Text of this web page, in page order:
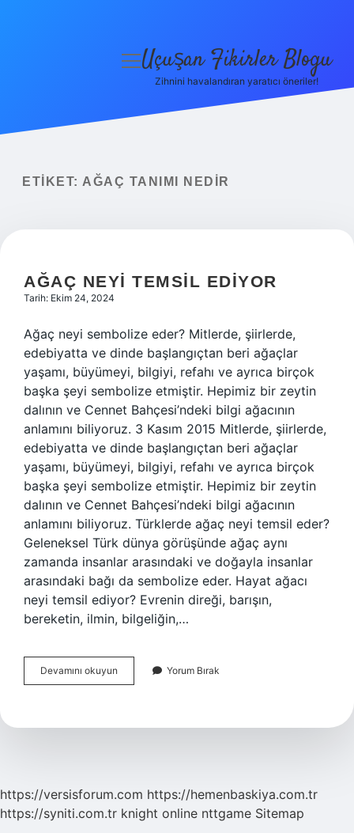
Yasal Uyarı
menüyü
Uçuşan Fikirler Blogu
Zihnini havalandıran yaratıcı öneriler!
ETIKET: AĞAÇ TANIMI NEDIR
AĞAÇ NEYI TEMSIL EDIYOR
Tarih: Ekim 24, 2024
Ağaç neyi sembolize eder? Mitlerde, şiirlerde,
edebiyatta ve dinde başlangıçtan beri ağaçlar
yaşamı, büyümeyi, bilgiyi, refahı ve ayrıca birçok
başka şeyi sembolize etmiştir. Hepimiz bir zeytin
dalının ve Cennet Bahçesi’ndeki bilgi ağacının
anlamını biliyoruz. 3 Kasım 2015 Mitlerde, şiirlerde,
edebiyatta ve dinde başlangıçtan beri ağaçlar
yaşamı, büyümeyi, bilgiyi, refahı ve ayrıca birçok
başka şeyi sembolize etmiştir. Hepimiz bir zeytin
dalının ve Cennet Bahçesi’ndeki bilgi ağacının
anlamını biliyoruz. Türklerde ağaç neyi temsil eder?
Geleneksel Türk dünya görüşünde ağaç aynı
zamanda insanlar arasındaki ve doğayla insanlar
arasındaki bağı da sembolize eder. Hayat ağacı
neyi temsil ediyor? Evrenin direği, barışın,
bereketin, ilmin, bilgeliğin,…
Devamını okuyun
Neyi
Yorum Bırak
https://versisforum.com https://hemenbaskiya.com.tr
https://syniti.com.tr knight online nttgame Sitemap